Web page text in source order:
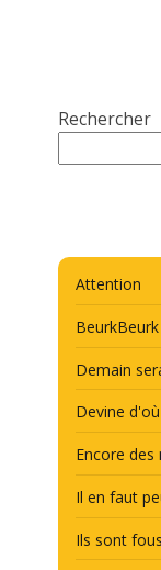
Rechercher
Attention
BeurkBeurk
Demain
Devine
Encore des
Il en faut
Ils sont